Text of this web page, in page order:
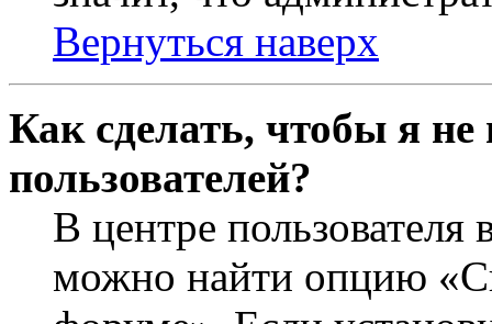
Вернуться наверх
Как сделать, чтобы я
пользователей?
В центре
можно найти опцию